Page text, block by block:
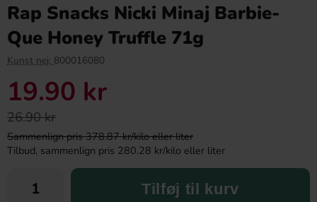
Rap Snacks Nicki Minaj Barbie-
Que Honey Truffle 71g
Kunst nej: 800016080
19.90 kr
26.90 kr
Sammenlign pris 378.87 kr/kilo eller liter
Tilbud, sammenlign pris 280.28 kr/kilo eller liter
Tilføj til kurv